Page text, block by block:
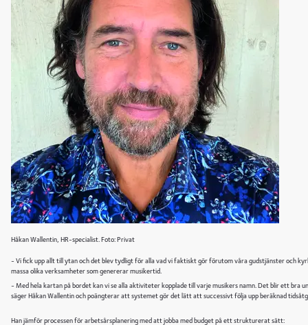
Håkan Wallentin, HR-specialist. Foto: Privat
- Vi fick upp allt till ytan och det blev tydligt för alla vad vi faktiskt gör förutom våra gudstjänster och
massa olika verksamheter som genererar musikertid.
- Med hela kartan på bordet kan vi se alla aktiviteter kopplade till varje musikers namn. Det blir ett bra
säger Håkan Wallentin och poängterar att systemet gör det lätt att successivt följa upp beräknad
Han jämför processen för arbetsårsplanering med att jobba med budget på ett strukturerat sätt: